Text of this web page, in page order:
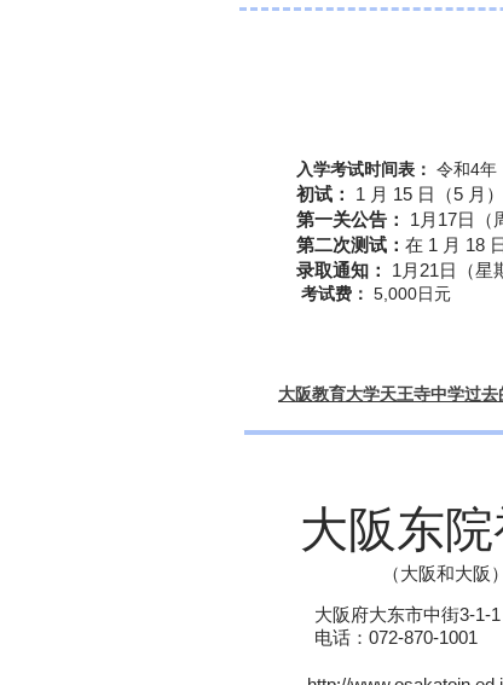
入学考试时间表： 令和4年
初试：
1 月 15 日（5 月
第一关公告：
1月17日（
第二次测试： 在 1 月 18
录取通知：
1月21日（星
考试费： 5,000日元
大阪教育大学天王寺中学过
大阪东院
（大阪和大阪）
大阪府大东市中街3-1-1
电话：072-870-1001